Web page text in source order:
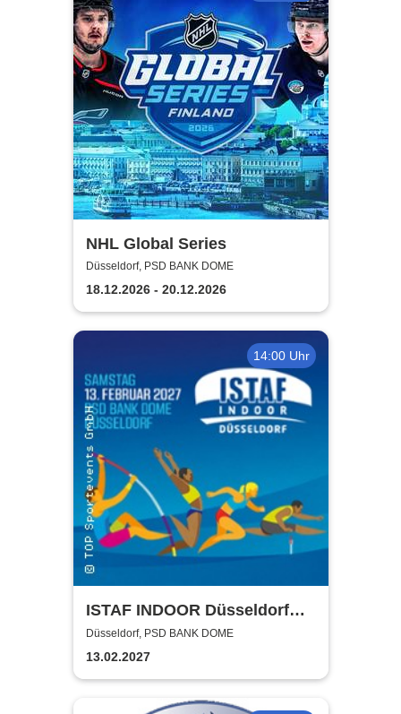
NHL Global Series
Düsseldorf, PSD BANK DOME
18.12.2026 - 20.12.2026
14:00 Uhr
ISTAF INDOOR Düsseldorf
2027
Düsseldorf, PSD BANK DOME
13.02.2027